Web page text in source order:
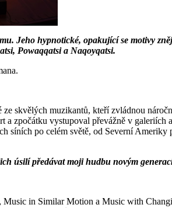
Jeho hypnotické, opakující se motivy
Powaqqatsi a Naqoyqatsi.
skvělých muzikantů, kteří zvládnou
zpočátku vystupoval převážně v galeriích
síních po celém světě, od Severní Ameriky
úsilí předávat moji hudbu novým
in Similar Motion a Music with